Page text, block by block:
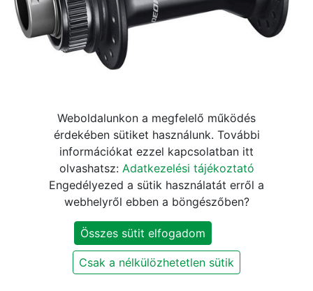
AGY E XT 28L TÁRCSAFÉK
CENTER LOCK E15 100MM
OLD
Ft 28.990Ft
Jelenleg nem elérhető
Értesítést kérek, ha újra elérhető
Weboldalunkon a megfelelő működés
érdekében sütiket használunk. További
információkat ezzel kapcsolatban itt
olvashatsz: Adatkezelési tájékoztató
Engedélyezed a sütik használatát erről a
webhelyről ebben a böngészőben?
Összes sütit elfogadom
Csak a nélkülözhetetlen sütik